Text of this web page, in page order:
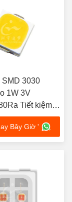
3030
1W 3V
Tiết kiệm
Bây Giờ '